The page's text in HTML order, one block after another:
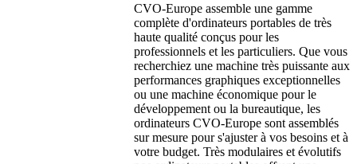
CVO-Europe assemble une gamme
complète d'ordinateurs portables de très
haute qualité conçus pour les
professionnels et les particuliers. Que vous
recherchiez une machine très puissante aux
performances graphiques exceptionnelles
ou une machine économique pour le
développement ou la bureautique, les
ordinateurs CVO-Europe sont assemblés
sur mesure pour s'ajuster à vos besoins et à
votre budget. Très modulaires et évolutifs